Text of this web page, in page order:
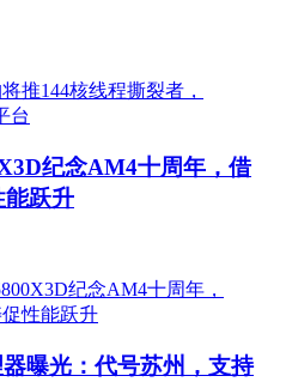
纪念AM4十周年，借
能跃升
曝光：代号苏州，支持